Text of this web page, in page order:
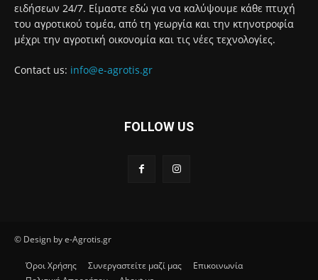
ειδήσεων 24/7. Είμαστε εδώ για να καλύψουμε κάθε πτυχή
του αγροτικού τομέα, από τη γεωργία και την κτηνοτροφία
μέχρι την αγροτική οικονομία και τις νέες τεχνολογίες.
Contact us: info@e-agrotis.gr
FOLLOW US
© Design by e-Agrotis.gr
Όροι Χρήσης Συνεργαστείτε μαζί μας
Επικοινωνία